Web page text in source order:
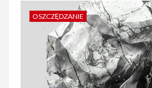
OSZCZĘDZANIE